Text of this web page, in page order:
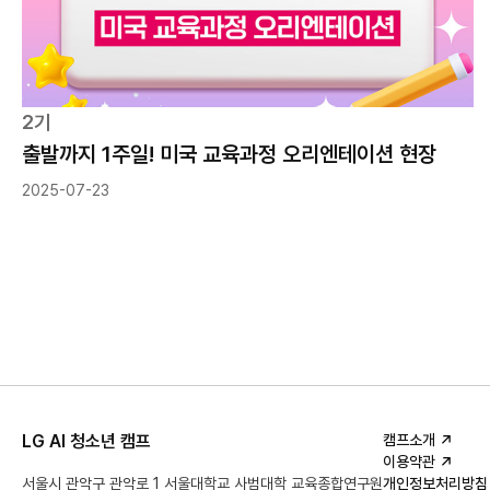
2기
출발까지 1주일! 미국 교육과정 오리엔테이션 현장
2025-07-23
LG AI 청소년 캠프
서울시 관악구 관악로 1 서울대학교 사범대학 교육종합연구원
캠프소개
이용약관
개인정보처리방침